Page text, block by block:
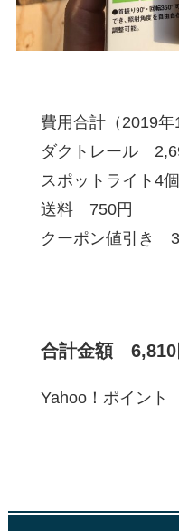
費用合計（2019年
ダクトレール
スポットライト4
送料 750円
クーポン値引き
合計金額 6,810
Yahoo！ポイン